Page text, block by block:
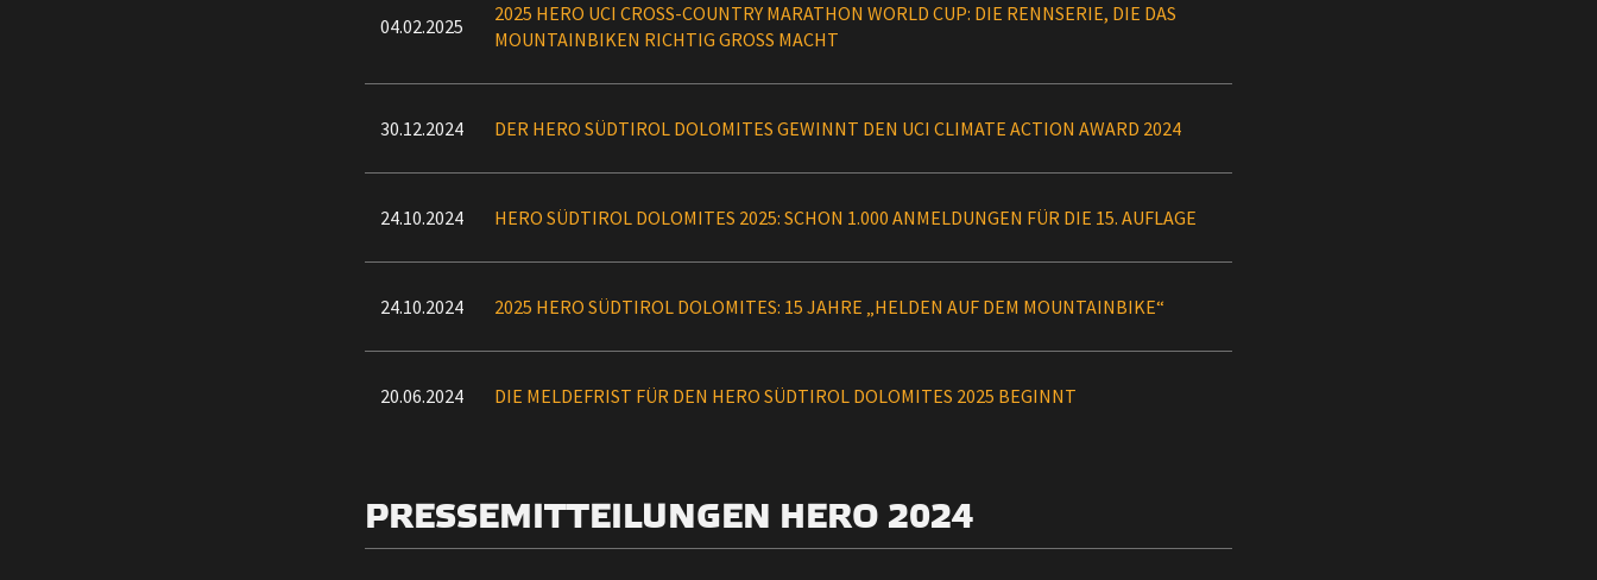
04.02.2025
2025 HERO UCI CROSS-COUNTRY MARATHON WORLD CUP: DIE RENNSERIE, DIE DAS
MOUNTAINBIKEN RICHTIG GROSS MACHT
30.12.2024 DER HERO SÜDTIROL DOLOMITES GEWINNT DEN UCI CLIMATE ACTION AWARD 2024
24.10.2024 HERO SÜDTIROL DOLOMITES 2025: SCHON 1.000 ANMELDUNGEN FÜR DIE 15. AUFLAGE
24.10.2024 2025 HERO SÜDTIROL DOLOMITES: 15 JAHRE „HELDEN AUF DEM MOUNTAINBIKE“
20.06.2024 DIE MELDEFRIST FÜR DEN HERO SÜDTIROL DOLOMITES 2025 BEGINNT
PRESSEMITTEILUNGEN HERO 2024